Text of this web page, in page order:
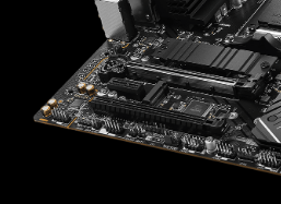
Sur cette carte mère,
compatibilité totale avec
Pour offrir les meilleures
équipe de recherche et
assurée que les produits
maximum pour une
MODE FACILE